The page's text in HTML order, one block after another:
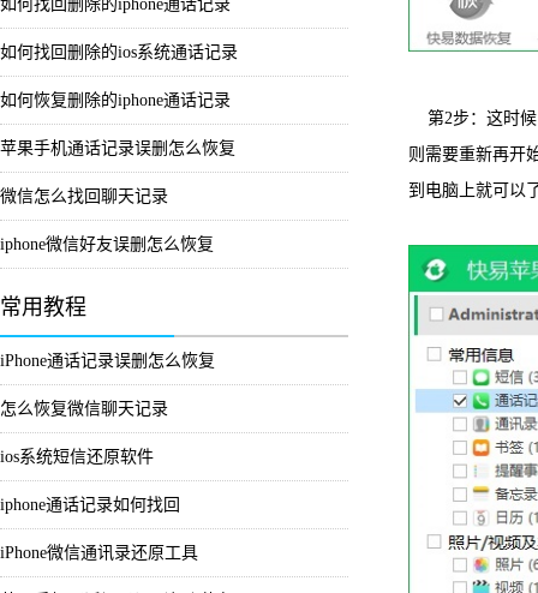
如何找回删除的iphone通话记录
如何找回删除的ios系统通话记录
如何恢复删除的iphone通话记录
苹果手机通话记录误删怎么恢复
微信怎么找回聊天记录
iphone微信好友误删怎么恢复
常用教程
iPhone通话记录误删怎么恢复
怎么恢复微信聊天记录
ios系统短信还原软件
iphone通话记录如何找回
iPhone微信通讯录还原工具
第2步：这时候
则需要重新再开
到电脑上就可以